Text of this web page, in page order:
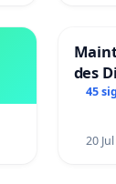
des
45
20